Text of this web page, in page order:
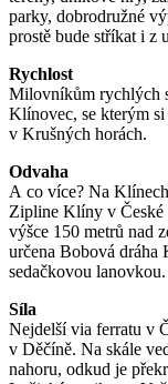
parky, dobrodružné
prostě bude stříkat i z
Rychlost
Milovníkům rychlých
Klínovec, se kterým
v Krušných horách.
Odvaha
A co více? Na
Zipline Klíny v České
výšce 150 metrů nad
určena Bobová dráha
sedačkovou lanovkou.
Síla
Nejdelší via ferratu v
v Děčíně. Na skále
nahoru, odkud je